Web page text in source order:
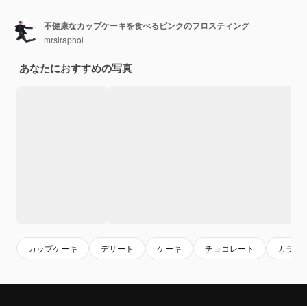
不健康なカップケーキを食べるピンクのフロスティング
mrsiraphol
あなたにおすすめの写真
カップケーキ デザート ケーキ チョコレート カラフ